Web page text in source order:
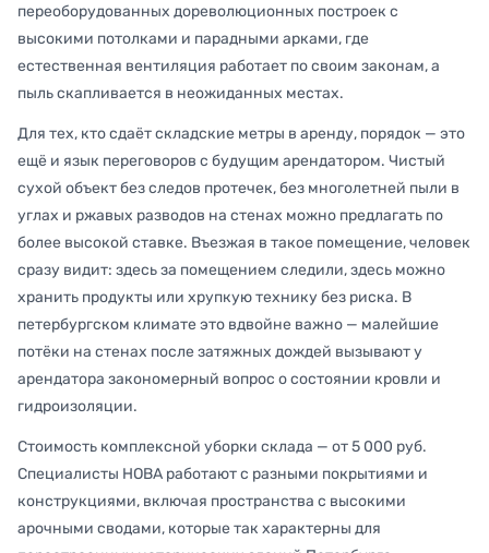
переоборудованных дореволюционных построек с
высокими потолками и парадными арками, где
естественная вентиляция работает по своим законам, а
пыль скапливается в неожиданных местах.
Для тех, кто сдаёт складские метры в аренду, порядок — это
ещё и язык переговоров с будущим арендатором. Чистый
сухой объект без следов протечек, без многолетней пыли в
углах и ржавых разводов на стенах можно предлагать по
более высокой ставке. Въезжая в такое помещение, человек
сразу видит: здесь за помещением следили, здесь можно
хранить продукты или хрупкую технику без риска. В
петербургском климате это вдвойне важно — малейшие
потёки на стенах после затяжных дождей вызывают у
арендатора закономерный вопрос о состоянии кровли и
гидроизоляции.
Стоимость комплексной уборки склада — от 5 000 руб.
Специалисты НОВА работают с разными покрытиями и
конструкциями, включая пространства с высокими
арочными сводами, которые так характерны для